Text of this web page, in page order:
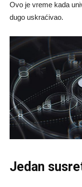
Ovo je vreme kada
dugo uskraćivao.
Jedan